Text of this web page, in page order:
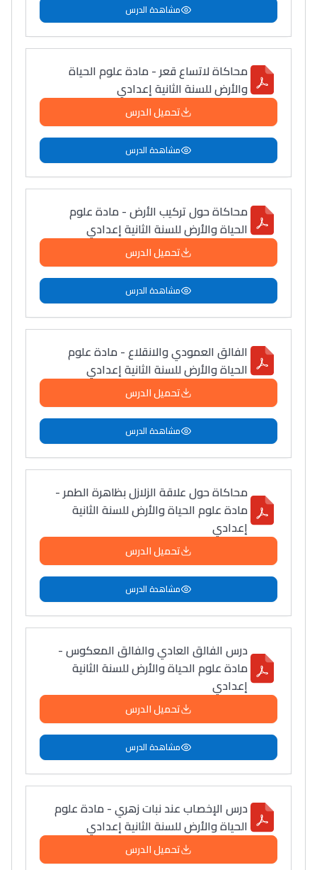
مشاهدة الدرس
محاكاة لاتساع قعر - مادة علوم الحياة
والأرض للسنة الثانية إعدادي
تحميل الدرس
مشاهدة الدرس
محاكاة حول تركيب الأرض - مادة علوم
الحياة والأرض للسنة الثانية إعدادي
تحميل الدرس
مشاهدة الدرس
الفالق العمودي والانقلاع - مادة علوم
الحياة والأرض للسنة الثانية إعدادي
تحميل الدرس
مشاهدة الدرس
محاكاة حول علاقة الزلازل بظاهرة الطمر -
مادة علوم الحياة والأرض للسنة الثانية
إعدادي
تحميل الدرس
مشاهدة الدرس
درس الفالق العادي والفالق المعكوس -
مادة علوم الحياة والأرض للسنة الثانية
إعدادي
تحميل الدرس
مشاهدة الدرس
درس الإخصاب عند نبات زهري - مادة علوم
الحياة والأرض للسنة الثانية إعدادي
تحميل الدرس